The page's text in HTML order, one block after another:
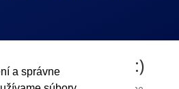
a správne
novinky z kraja :)